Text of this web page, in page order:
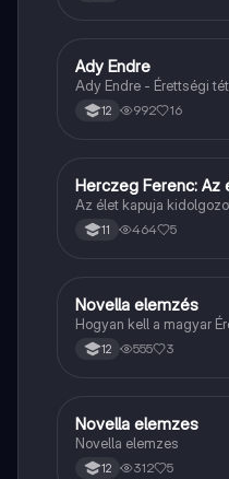
Magyar
Ady Endre
Ady Endre - Érettségi
12 992 16
Magyar
Herczeg Ferenc: Az
Az élet kapuja
11 464 5
Magyar
Novella elemzés
Hogyan kell a magyar
12 555 3
Magyar
Novella elemzes
Novella elemzes
12 312 5